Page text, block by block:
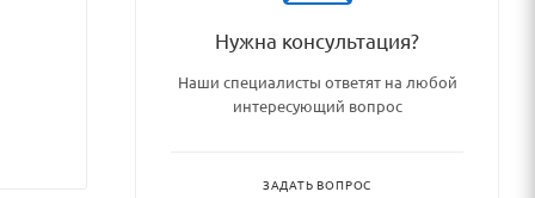
Нужна консультация?
Наши специалисты ответят на любой
интересующий вопрос
ЗАДАТЬ ВОПРОС